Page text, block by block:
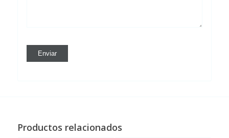
Productos relacionados